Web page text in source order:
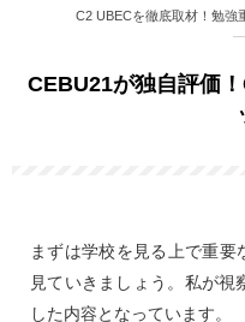
C2 UBECを徹底取材！勉強
CEBU21が独自評価
まずは学校を見る上で重
見ていきましょう。私が視
した内容となっています。